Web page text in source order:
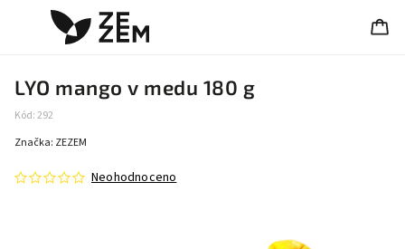
LYO mango v medu 180 g
Kód:292
Neohodnoceno
Značka: ZEZEM